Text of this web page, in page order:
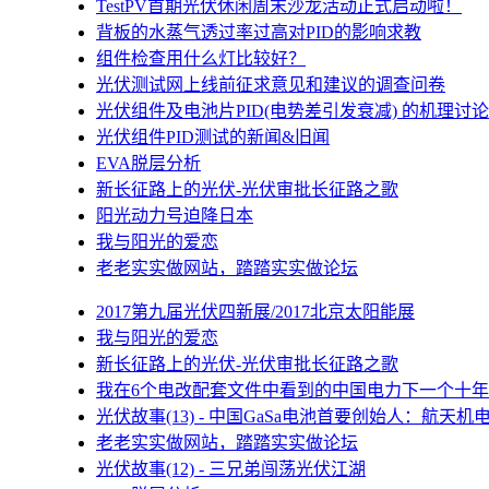
TestPV首期光伏休闲周末沙龙活动正式启动啦！
背板的水蒸气透过率过高对PID的影响求教
组件检查用什么灯比较好？
光伏测试网上线前征求意见和建议的调查问卷
光伏组件及电池片PID(电势差引发衰减) 的机理讨论
光伏组件PID测试的新闻&旧闻
EVA脱层分析
新长征路上的光伏-光伏审批长征路之歌
阳光动力号迫降日本
我与阳光的爱恋
老老实实做网站，踏踏实实做论坛
2017第九届光伏四新展/2017北京太阳能展
我与阳光的爱恋
新长征路上的光伏-光伏审批长征路之歌
我在6个电改配套文件中看到的中国电力下一个十年
光伏故事(13) - 中国GaSa电池首要创始人：航天机
老老实实做网站，踏踏实实做论坛
光伏故事(12) - 三兄弟闯荡光伏江湖